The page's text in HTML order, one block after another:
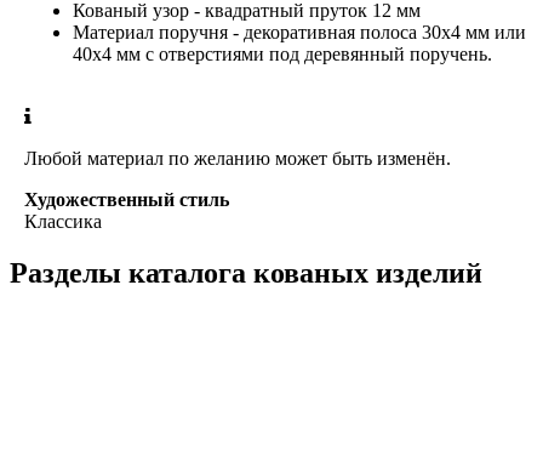
Кованый узор - квадратный пруток 12 мм
Материал поручня - декоративная полоса 30x4 мм или
40х4 мм с отверстиями под деревянный поручень.
Любой материал по желанию может быть изменён.
Художественный стиль
Классика
Разделы каталога кованых изделий